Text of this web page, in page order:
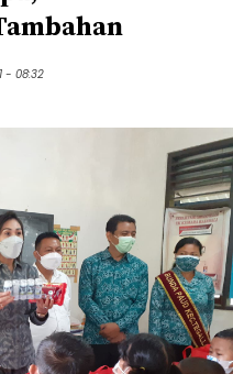
- 08:32